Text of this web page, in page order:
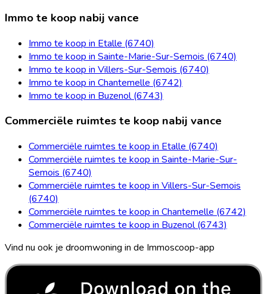
Immo te koop nabij vance
Immo te koop in Etalle (6740)
Immo te koop in Sainte-Marie-Sur-Semois (6740)
Immo te koop in Villers-Sur-Semois (6740)
Immo te koop in Chantemelle (6742)
Immo te koop in Buzenol (6743)
Commerciële ruimtes te koop nabij vance
Commerciële ruimtes te koop in Etalle (6740)
Commerciële ruimtes te koop in Sainte-Marie-Sur-
Semois (6740)
Commerciële ruimtes te koop in Villers-Sur-Semois
(6740)
Commerciële ruimtes te koop in Chantemelle (6742)
Commerciële ruimtes te koop in Buzenol (6743)
Vind nu ook je droomwoning in de Immoscoop-app